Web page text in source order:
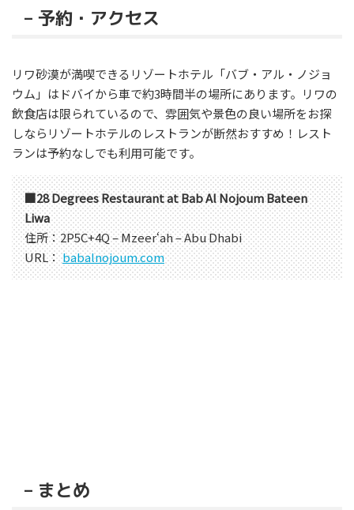
– 予約・アクセス
リワ砂漠が満喫できるリゾートホテル「バブ・アル・ノジョ
ウム」はドバイから車で約3時間半の場所にあります。リワの
飲食店は限られているので、雰囲気や景色の良い場所をお探
しならリゾートホテルのレストランが断然おすすめ！レスト
ランは予約なしでも利用可能です。
■28 Degrees Restaurant at Bab Al Nojoum Bateen
Liwa
住所：2P5C+4Q – Mzeerʻah – Abu Dhabi
URL：babalnojoum.com
– まとめ